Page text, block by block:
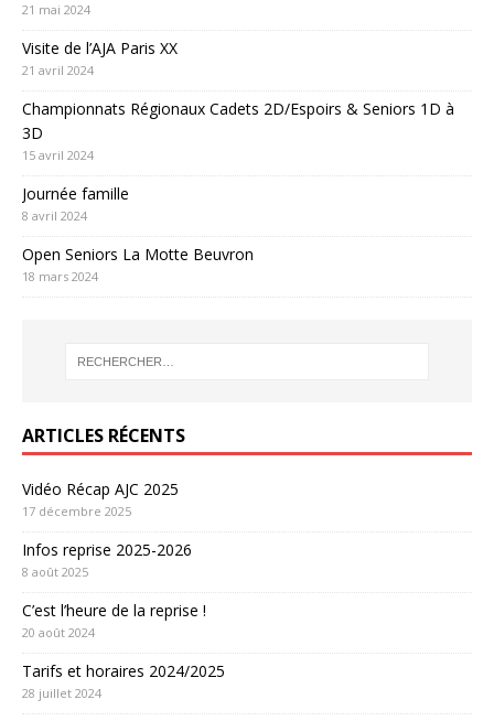
21 mai 2024
Visite de l’AJA Paris XX
21 avril 2024
Championnats Régionaux Cadets 2D/Espoirs & Seniors 1D à
3D
15 avril 2024
Journée famille
8 avril 2024
Open Seniors La Motte Beuvron
18 mars 2024
ARTICLES RÉCENTS
Vidéo Récap AJC 2025
17 décembre 2025
Infos reprise 2025-2026
8 août 2025
C’est l’heure de la reprise !
20 août 2024
Tarifs et horaires 2024/2025
28 juillet 2024